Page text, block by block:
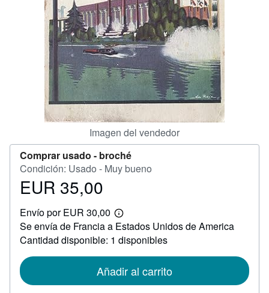
Imagen del vendedor
Comprar usado - broché
Condición: Usado - Muy bueno
Precio
35,00
EUR 35,00
Envío por EUR 30,00
Más
información
sobre
las
envío
Se envía de Francia a Estados Unidos de America
Cantidad disponible: 1 disponibles
Añadir al carrito